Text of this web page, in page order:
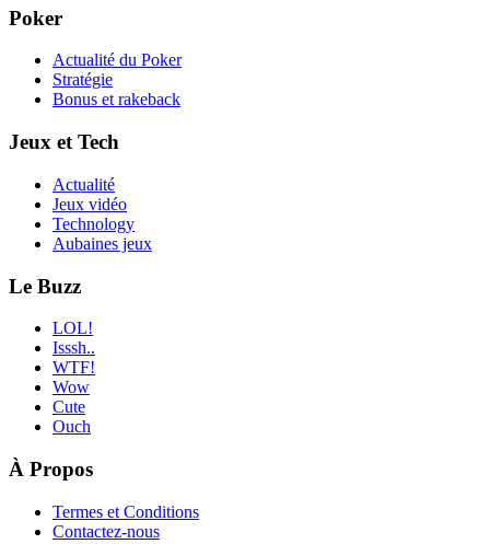
Poker
Actualité du Poker
Stratégie
Bonus et rakeback
Jeux et Tech
Actualité
Jeux vidéo
Technology
Aubaines jeux
Le Buzz
LOL!
Isssh..
WTF!
Wow
Cute
Ouch
À Propos
Termes et Conditions
Contactez-nous